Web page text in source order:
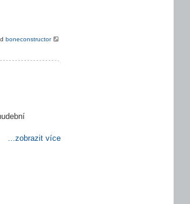
boneconstructor
...zobrazit více